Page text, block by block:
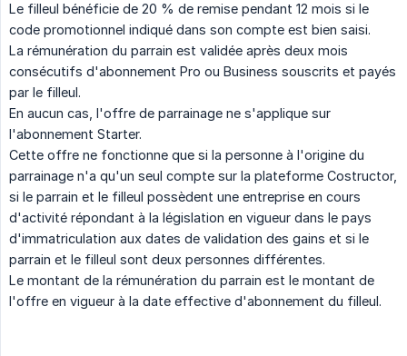
Le filleul bénéficie de 20 % de remise pendant 12 mois si le
code promotionnel indiqué dans son compte est bien saisi.
La rémunération du parrain est validée après deux mois
consécutifs d'abonnement Pro ou Business souscrits et payés
par le filleul.
En aucun cas, l'offre de parrainage ne s'applique sur
l'abonnement Starter.
Cette offre ne fonctionne que si la personne à l'origine du
parrainage n'a qu'un seul compte sur la plateforme Costructor,
si le parrain et le filleul possèdent une entreprise en cours
d'activité répondant à la législation en vigueur dans le pays
d'immatriculation aux dates de validation des gains et si le
parrain et le filleul sont deux personnes différentes.
Le montant de la rémunération du parrain est le montant de
l'offre en vigueur à la date effective d'abonnement du filleul.